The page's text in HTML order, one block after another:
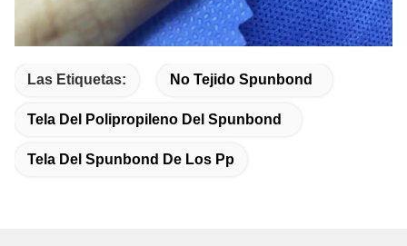
Las Etiquetas: No Tejido Spunbond
Tela Del Polipropileno Del Spunbond
Tela Del Spunbond De Los Pp